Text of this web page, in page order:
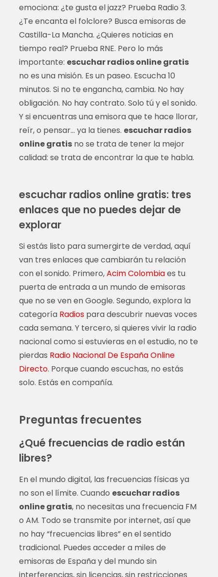
emociona: ¿te gusta el jazz? Prueba Radio 3.
¿Te encanta el folclore? Busca emisoras de
Castilla-La Mancha. ¿Quieres noticias en
tiempo real? Prueba RNE. Pero lo más
importante: escuchar radios online gratis
no es una misión. Es un paseo. Escucha 10
minutos. Si no te engancha, cambia. No hay
obligación. No hay contrato. Solo tú y el sonido.
Y si encuentras una emisora que te hace llorar,
reír, o pensar… ya la tienes. escuchar radios
online gratisno se trata de tener la mejor
calidad: se trata de encontrar la que te habla.
escuchar radios online gratis: tres
enlaces que no puedes dejar de
explorar
Si estás listo para sumergirte de verdad, aquí
van tres enlaces que cambiarán tu relación
con el sonido. Primero,Acim Colombiaes tu
puerta de entrada a un mundo de emisoras
que no se ven en Google. Segundo, explora la
categoría Radiospara descubrir nuevas voces
cada semana. Y tercero, si quieres vivir la radio
nacional como si estuvieras en el estudio, no te
pierdas Radio Nacional De España Online
Directo. Porque cuando escuchas, no estás
solo. Estás en compañía.
Preguntas frecuentes
¿Qué frecuencias de radio están
libres?
En el mundo digital, las frecuencias físicas ya
no son el límite. Cuando escuchar radios
online gratis, no necesitas una frecuencia FM
o AM. Todo se transmite por internet, así que
no hay “frecuencias libres” en el sentido
tradicional. Puedes acceder a miles de
emisoras de España y del mundo sin
interferencias, sin licencias, sin restricciones